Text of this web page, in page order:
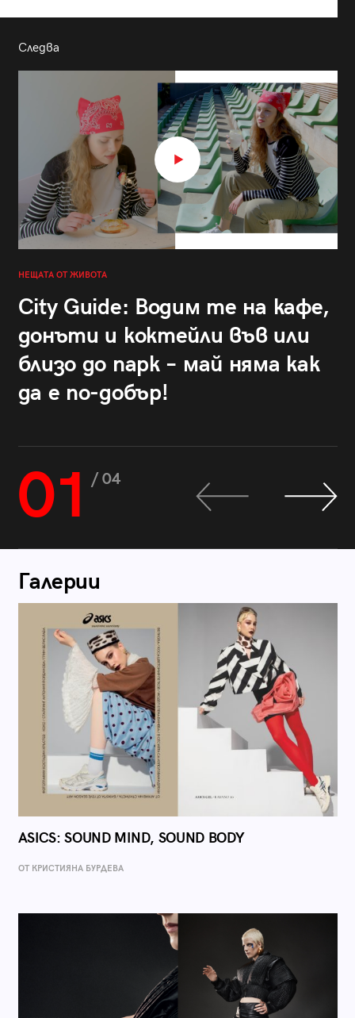
Следва
НЕЩАТА ОТ ЖИВОТА
City Guide: Водим те на кафе,
донъти и коктейли във или
близо до парк – май няма как
да е по-добър!
01 / 04
Галерии
ASICS: SOUND MIND, SOUND BODY
ОТ КРИСТИЯНА БУРДЕВА